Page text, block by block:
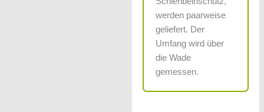
werden paarweise
geliefert. Der
Umfang wird über
die Wade
gemessen.